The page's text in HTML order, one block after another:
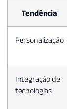
Tendência
Personalização
Integração de
tecnologias